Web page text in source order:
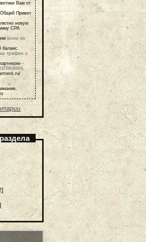
Вам от
Привет
новую
СРА
всем по
баланс.
трафик с
-